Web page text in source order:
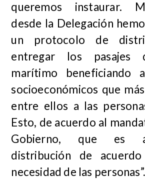
queremos instaurar.
desde la Delegación
un protocolo de
entregar los pasajes
marítimo beneficiando
socioeconómicos que
entre ellos a las
Esto, de acuerdo al
Gobierno, que es
distribución de
necesidad de las personas”.